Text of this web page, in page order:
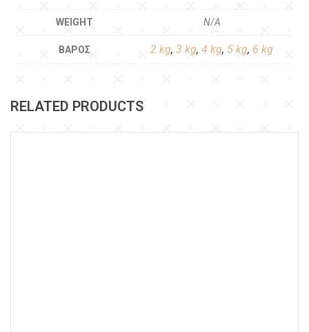
WEIGHT N/A
ΒΆΡΟΣ 2 kg, 3 kg, 4 kg, 5 kg, 6 kg
RELATED PRODUCTS